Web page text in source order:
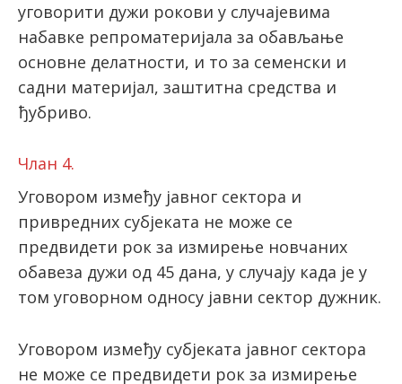
уговорити дужи рокови у случајевима
набавке репроматеријала за обављање
основне делатности, и то за семенски и
садни материјал, заштитна средства и
ђубриво.
Члан 4.
Уговором између јавног сектора и
привредних субјеката не може се
предвидети рок за измирење новчаних
обавеза дужи од 45 дана, у случају када је у
том уговорном односу јавни сектор дужник.
Уговором између субјеката јавног сектора
не може се предвидети рок за измирење